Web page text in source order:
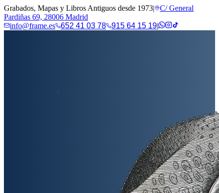
Grabados, Mapas y Libros Antiguos desde 1973|
C/ General
Pardiñas 69, 28006 Madrid
info@frame.es
652 41 03 78 915 64 15 19|